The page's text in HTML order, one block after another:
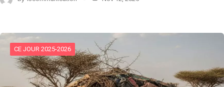
CE JOUR 2025-2026